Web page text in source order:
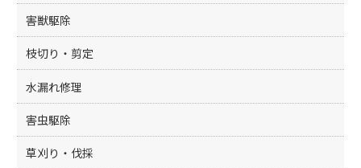
害獣駆除
枝切り・剪定
水漏れ修理
害虫駆除
草刈り・伐採